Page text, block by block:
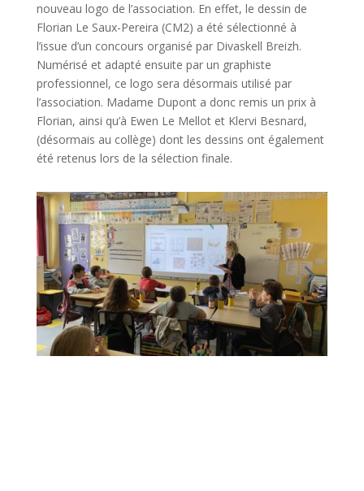
nouveau logo de l’association. En effet, le dessin de
Florian Le Saux-Pereira (CM2) a été sélectionné à
l’issue d’un concours organisé par Divaskell Breizh.
Numérisé et adapté ensuite par un graphiste
professionnel, ce logo sera désormais utilisé par
l’association. Madame Dupont a donc remis un prix à
Florian, ainsi qu’à Ewen Le Mellotet Klervi Besnard,
(désormais au collège) dont les dessins ont également
été retenus lors de la sélection finale.